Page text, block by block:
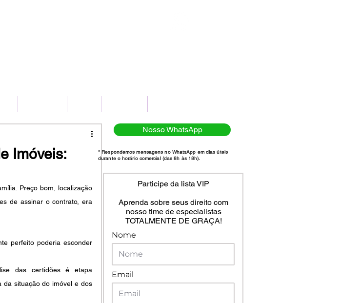
Imóveis:
Preço bom, localização
de assinar o contrato, era
perfeito poderia esconder
das certidões é etapa
da situação do imóvel e dos
Participe da lista VIP
Aprenda sobre seus direito com
nosso time de especialistas
TOTALMENTE DE GRAÇA!
Nome
Email
Nosso WhatsApp
* Respondemos mensagens no WhatsApp em dias úteis
durante o horário comercial (das 8h às 18h).